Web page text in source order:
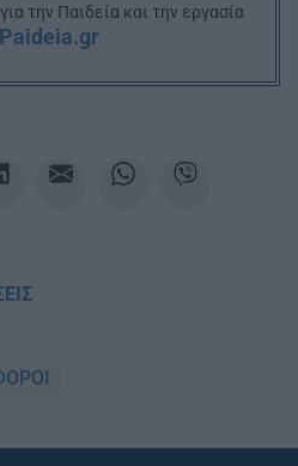
την Παιδεία και την εργασία